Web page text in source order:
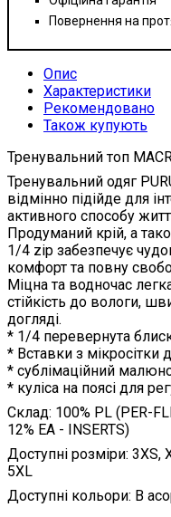
Повернення на
Опис
Характеристики
Рекомендовано
Також купують
Тренувальний топ
Тренувальний одяг
відмінно підійде для
активного способу
Продуманий крій, а
1/4 zip забезпечує
комфорт та повну
Міцна та водночас
стійкість до вологи,
догляді.
* 1/4 перевернута
* Вставки з мікросітки
* сублімаційний
* куліса на поясі для
Склад: 100% PL (PER-
12% EA - INSERTS)
Доступні розміри: 3XS,
5XL
Доступні кольори: В